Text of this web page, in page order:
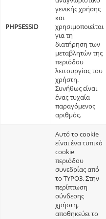
PHPSESSID
γενικής χρήσης
και
χρησιμοποιείται
για τη
διατήρηση των
μεταβλητών της
περιόδου
λειτουργίας του
χρήστη.
Συνήθως είναι
ένας τυχαία
παραγόμενος
αριθμός.
Αυτό το cookie
είναι ένα τυπικό
cookie
περιόδου
συνεδρίας από
το TYPO3. Στην
περίπτωση
σύνδεσης
χρήστη,
αποθηκεύει το